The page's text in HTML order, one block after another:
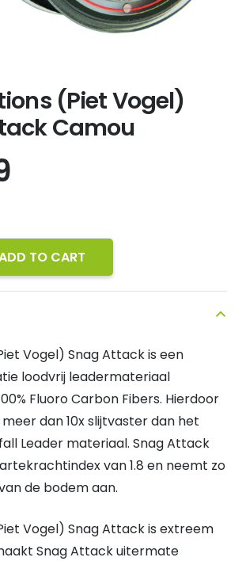
(Piet Vogel)
Camou
TO CART
Vogel) Snag Attack is een
loodvrij leadermateriaal
Fluoro Carbon Fibers. Hierdoor
dan 10x slijtvaster dan het
Leader materiaal. Snag Attack
van 1.8 en neemt zo
de bodem aan.
Vogel) Snag Attack is extreem
Snag Attack uitermate